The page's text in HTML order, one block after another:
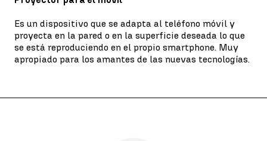
Es un dispositivo que se adapta al teléfono móvil y
proyecta en la pared o en la superficie deseada lo que
se está reproduciendo en el propio smartphone. Muy
apropiado para los amantes de las nuevas tecnologías.